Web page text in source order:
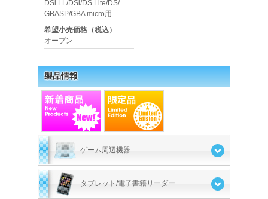
DSi LL/DSi/DS Lite/DS/
GBASP/GBA micro用
希望小売価格（税込）
オープン
製品情報
ゲーム周辺機器
タブレット/電子書籍リーダー